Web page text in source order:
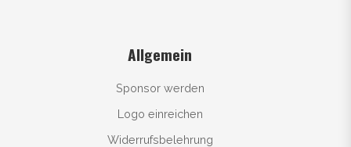
Allgemein
Sponsor werden
Logo einreichen
Widerrufsbelehrung